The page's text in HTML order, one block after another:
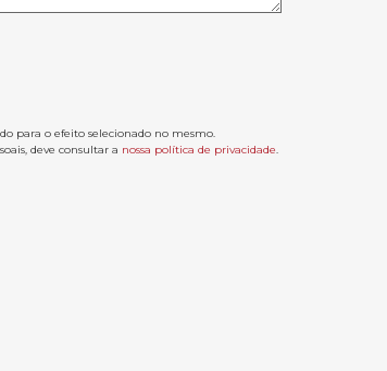
para o efeito selecionado no mesmo.
deve consultar a nossa política de privacidade.